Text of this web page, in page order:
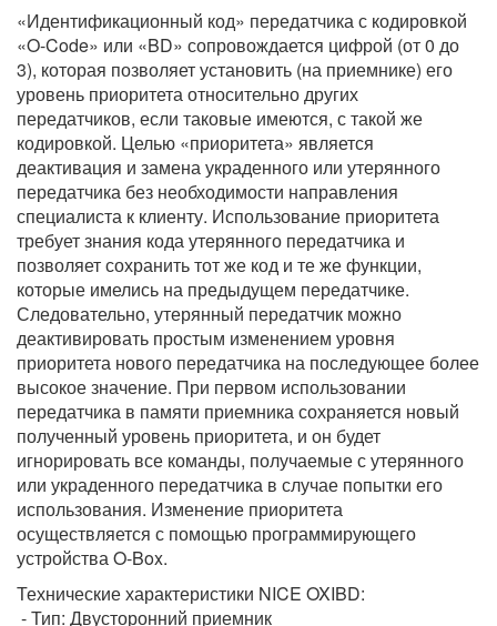
«Идентификационный код» передатчика с кодировкой
«O-Code» или «BD» сопровождается цифрой (от 0 до
3), которая позволяет установить (на приемнике) его
уровень приоритета относительно других
передатчиков, если таковые имеются, с такой же
кодировкой. Целью «приоритета» является
деактивация и замена украденного или утерянного
передатчика без необходимости направления
специалиста к клиенту. Использование приоритета
требует знания кода утерянного передатчика и
позволяет сохранить тот же код и те же функции,
которые имелись на предыдущем передатчике.
Следовательно, утерянный передатчик можно
деактивировать простым изменением уровня
приоритета нового передатчика на последующее более
высокое значение. При первом использовании
передатчика в памяти приемника сохраняется новый
полученный уровень приоритета, и он будет
игнорировать все команды, получаемые с утерянного
или украденного передатчика в случае попытки его
использования. Изменение приоритета
осуществляется с помощью программирующего
устройства O-Box.
Технические характеристики NICE OXIBD:
- Тип: Двусторонний приемник